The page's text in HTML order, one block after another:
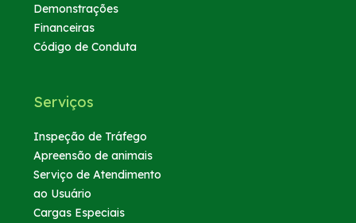
Demonstrações
Financeiras
Código de Conduta
Serviços
Inspeção de Tráfego
Apreensão de animais
Serviço de Atendimento
ao Usuário
Cargas Especiais